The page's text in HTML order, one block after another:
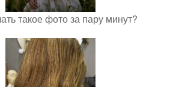
такое фото за пару минут?